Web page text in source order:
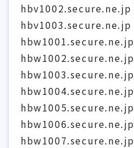
hbv1002.secure.ne.jp
hbv1003.secure.ne.jp
hbw1001.secure.ne.jp
hbw1002.secure.ne.jp
hbw1003.secure.ne.jp
hbw1004.secure.ne.jp
hbw1005.secure.ne.jp
hbw1006.secure.ne.jp
hbw1007.secure.ne.jp